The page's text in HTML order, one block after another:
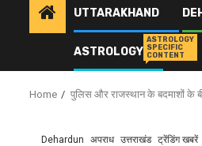
UTTARAKHAND
ASTROLOGY
ASTROLOGY
SPECIFIC
CONTENT
Home पुलिस और राजस्थान के बदमाशों के
Dehardun अपराध उत्तराखंड ट्रेंडिंग खबरें